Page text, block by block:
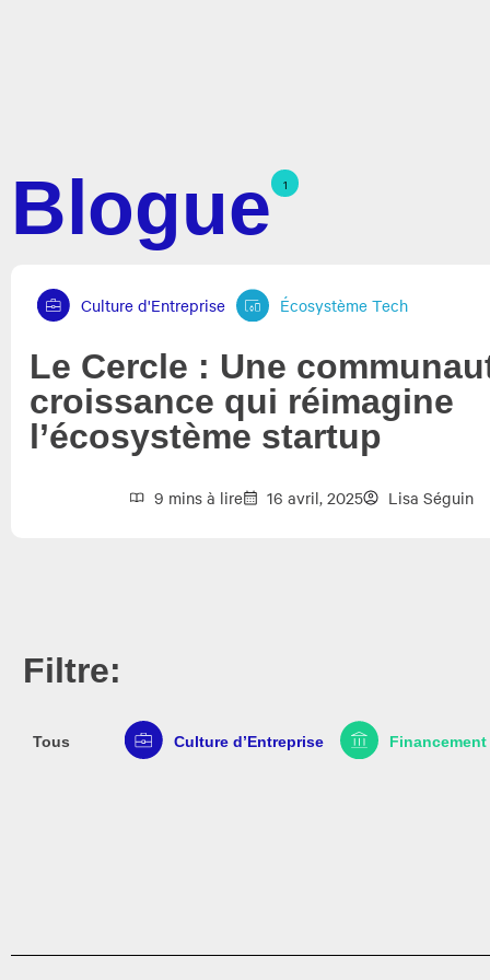
Blogue 1
Culture d'Entreprise Écosystème Tech
Le Cercle : Une
croissance qui réimagine
l’écosystème startup
9 mins à lire 16 avril, 2025 Lisa Séguin
Filtre:
Tous Culture d’Entreprise Financement